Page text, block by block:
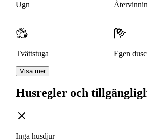
Ugn
Tvättstuga Egen
Visa mer
Husregler och
Inga husdjur